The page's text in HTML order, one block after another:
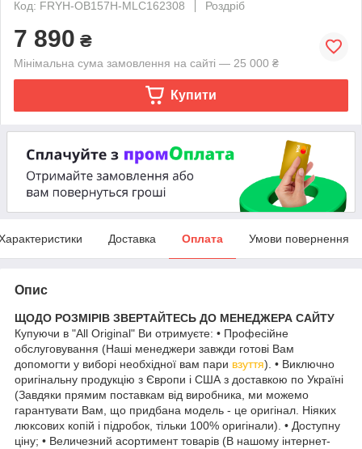
Код: FRYH-OB157H-MLC162308
Роздріб
7 890 ₴
Мінімальна сума замовлення на сайті — 25 000 ₴
Купити
Доставка Оплата Умови повернення
Опис
ЩОДО РОЗМІРІВ ЗВЕРТАЙТЕСЬ ДО МЕНЕДЖЕРА САЙТУ
Купуючи в "All Original" Ви отримуєте: • Професійне
обслуговування (Наші менеджери завжди готові Вам
допомогти у виборі необхідної вам пари взуття). • Виключно
оригінальну продукцію з Європи і США з доставкою по Україні
(Завдяки прямим поставкам від виробника, ми можемо
гарантувати Вам, що придбана модель - це оригінал. Ніяких
люксових копій і підробок, тільки 100% оригінали). • Доступну
ціну; • Величезний асортимент товарів (В нашому інтернет-